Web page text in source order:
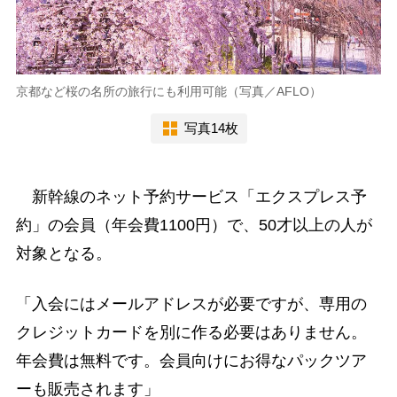
京都など桜の名所の旅行にも利用可能（写真／AFLO）
写真14枚
新幹線のネット予約サービス「エクスプレス予
約」の会員（年会費1100円）で、50才以上の人が
対象となる。
「入会にはメールアドレスが必要ですが、専用の
クレジットカードを別に作る必要はありません。
年会費は無料です。会員向けにお得なパックツア
ーも販売されます」